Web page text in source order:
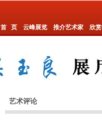
首 页 云峰展览 推介艺术家 欣
艺术评论